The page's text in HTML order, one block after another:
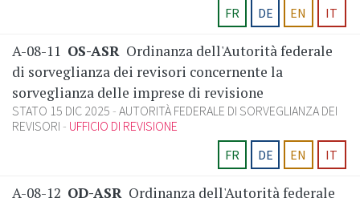
FR
DE EN IT
A-08-11 OS-ASR Ordinanza dell'Autorità federale
di sorveglianza dei revisori concernente la
sorveglianza delle imprese di revisione
STATO 15 DIC 2025 AUTORITÀ FEDERALE DI SORVEGLIANZA DEI
REVISORI
UFFICIO DI REVISIONE
FR
DE EN IT
A-08-12 OD-ASR Ordinanza dell'Autorità federale